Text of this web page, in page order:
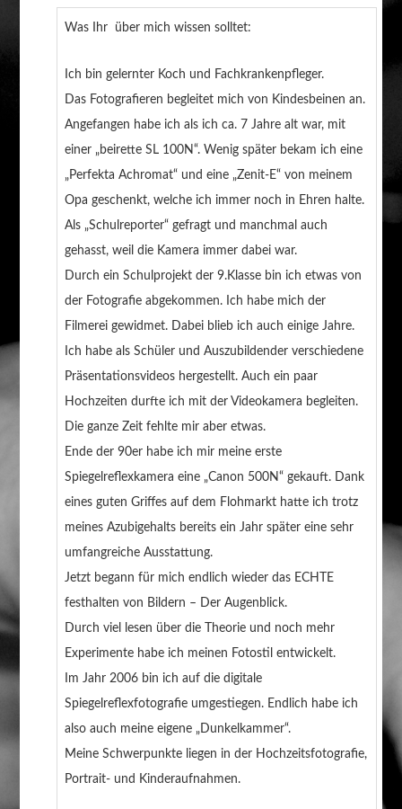
Was Ihr über mich wissen solltet:
Ich bin gelernter Koch und Fachkrankenpfleger.
Das Fotografieren begleitet mich von Kindesbeinen an.
Angefangen habe ich als ich ca. 7 Jahre alt war, mit
einer „beirette SL 100N“. Wenig später bekam ich eine
„Perfekta Achromat“ und eine „Zenit-E“ von meinem
Opa geschenkt, welche ich immer noch in Ehren halte.
Als „Schulreporter“ gefragt und manchmal auch
gehasst, weil die Kamera immer dabei war.
Durch ein Schulprojekt der 9.Klasse bin ich etwas von
der Fotografie abgekommen. Ich habe mich der
Filmerei gewidmet. Dabei blieb ich auch einige Jahre.
Ich habe als Schüler und Auszubildender verschiedene
Präsentationsvideos hergestellt. Auch ein paar
Hochzeiten durfte ich mit der Videokamera begleiten.
Die ganze Zeit fehlte mir aber etwas.
Ende der 90er habe ich mir meine erste
Spiegelreflexkamera eine „Canon 500N“ gekauft. Dank
eines guten Griffes auf dem Flohmarkt hatte ich trotz
meines Azubigehalts bereits ein Jahr später eine sehr
umfangreiche Ausstattung.
Jetzt begann für mich endlich wieder das ECHTE
festhalten von Bildern – Der Augenblick.
Durch viel lesen über die Theorie und noch mehr
Experimente habe ich meinen Fotostil entwickelt.
Im Jahr 2006 bin ich auf die digitale
Spiegelreflexfotografie umgestiegen. Endlich habe ich
also auch meine eigene „Dunkelkammer“.
Meine Schwerpunkte liegen in der Hochzeitsfotografie,
Portrait- und Kinderaufnahmen.